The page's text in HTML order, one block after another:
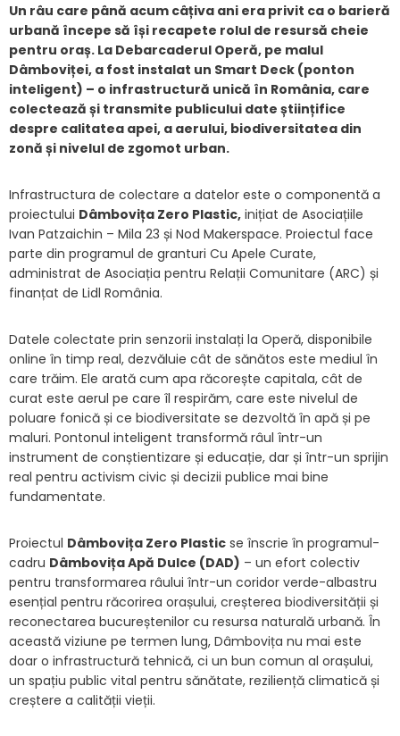
Un râu care până acum câțiva ani era privit ca o barieră
urbană începe să își recapete rolul de resursă cheie
pentru oraș. La Debarcaderul Operă, pe malul
Dâmboviței, a fost instalat un Smart Deck (ponton
inteligent) – o infrastructură unică în România, care
colectează și transmite publicului date științifice
despre calitatea apei, a aerului, biodiversitatea din
zonă și nivelul de zgomot urban.
Infrastructura de colectare a datelor este o componentă a
proiectului Dâmbovița Zero Plastic, inițiat de Asociațiile
Ivan Patzaichin – Mila 23 și Nod Makerspace. Proiectul face
parte din programul de granturi Cu Apele Curate,
administrat de Asociația pentru Relații Comunitare (ARC) și
finanțat de Lidl România.
Datele colectate prin senzorii instalați la Operă, disponibile
online în timp real, dezvăluie cât de sănătos este mediul în
care trăim. Ele arată cum apa răcorește capitala, cât de
curat este aerul pe care îl respirăm, care este nivelul de
poluare fonică și ce biodiversitate se dezvoltă în apă și pe
maluri. Pontonul inteligent transformă râul într-un
instrument de conștientizare și educație, dar și într-un sprijin
real pentru activism civic și decizii publice mai bine
fundamentate.
Proiectul Dâmbovița Zero Plastic se înscrie în programul-
cadru Dâmbovița Apă Dulce (DAD) – un efort colectiv
pentru transformarea râului într-un coridor verde-albastru
esențial pentru răcorirea orașului, creșterea biodiversității și
reconectarea bucureștenilor cu resursa naturală urbană. În
această viziune pe termen lung, Dâmbovița nu mai este
doar o infrastructură tehnică, ci un bun comun al orașului,
un spațiu public vital pentru sănătate, reziliență climatică și
creștere a calității vieții.